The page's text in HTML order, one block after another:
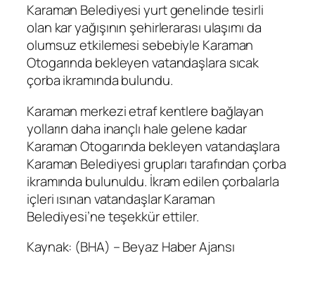
Karaman Belediyesi yurt genelinde tesirli
olan kar yağışının şehirlerarası ulaşımı da
olumsuz etkilemesi sebebiyle Karaman
Otogarında bekleyen vatandaşlara sıcak
çorba ikramında bulundu.
Karaman merkezi etraf kentlere bağlayan
yolların daha inançlı hale gelene kadar
Karaman Otogarında bekleyen vatandaşlara
Karaman Belediyesi grupları tarafından çorba
ikramında bulunuldu. İkram edilen çorbalarla
içleri ısınan vatandaşlar Karaman
Belediyesi’ne teşekkür ettiler.
Kaynak: (BHA) – Beyaz Haber Ajansı